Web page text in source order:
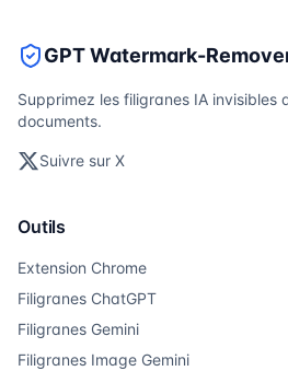
GPT Watermark-
Supprimez les filigranes IA invisibles
documents.
Suivre sur X
Outils
Extension Chrome
Filigranes ChatGPT
Filigranes Gemini
Filigranes Image Gemini